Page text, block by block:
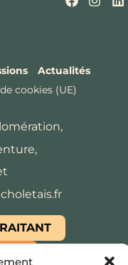
Actualités
cookies (UE)